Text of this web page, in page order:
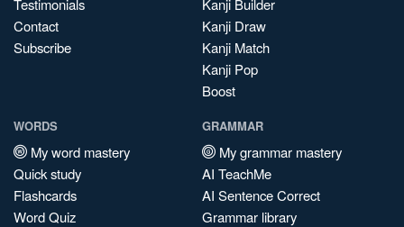
Testimonials
Contact
Subscribe
Kanji Builder
Kanji Draw
Kanji Match
Kanji Pop
Boost
WORDS
My word mastery
Quick study
Flashcards
Word Quiz
GRAMMAR
My grammar mastery
AI TeachMe
AI Sentence Correct
Grammar library